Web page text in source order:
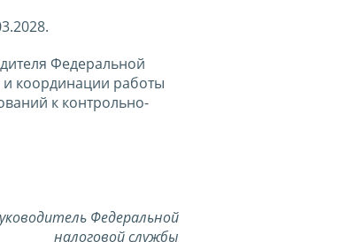
Федеральной
координации работы
к контрольно-
Федеральной
налоговой службы